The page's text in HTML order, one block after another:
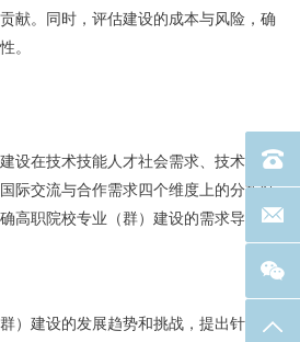
献。同时，评估建设的成本与风险，确
。
设在技术技能人才社会需求、技术创新
际交流与合作需求四个维度上的分析结
高职院校专业（群）建设的需求导向和
）建设的发展趋势和挑战，提出针对性
电话
联系
返回